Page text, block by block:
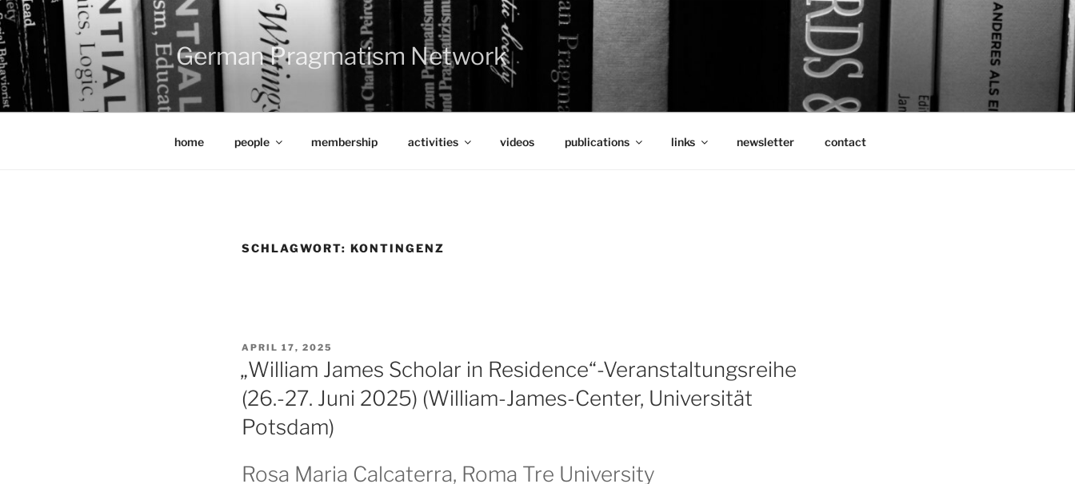
Zum
Inhalt
springen
German Pragmatism Network
home people membership activities videos publications links newsletter contact
SCHLAGWORT: KONTINGENZ
VERÖFFENTLICHT
AM
APRIL 17, 2025
„William James Scholar in Residence“-Veranstaltungsreihe
(26.-27. Juni 2025) (William-James-Center, Universität
Potsdam)
Rosa Maria Calcaterra, Roma Tre University